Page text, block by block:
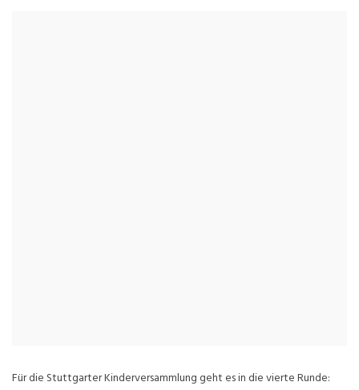
Für die Stuttgarter Kinderversammlung geht es in die vierte Runde: